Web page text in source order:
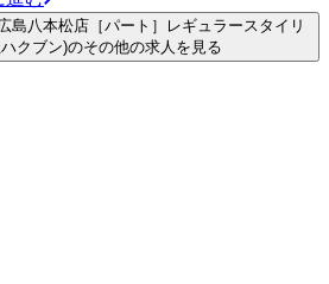
島八本松店［パート］レギュラースタイリ
クブン)のその他の求人を見る